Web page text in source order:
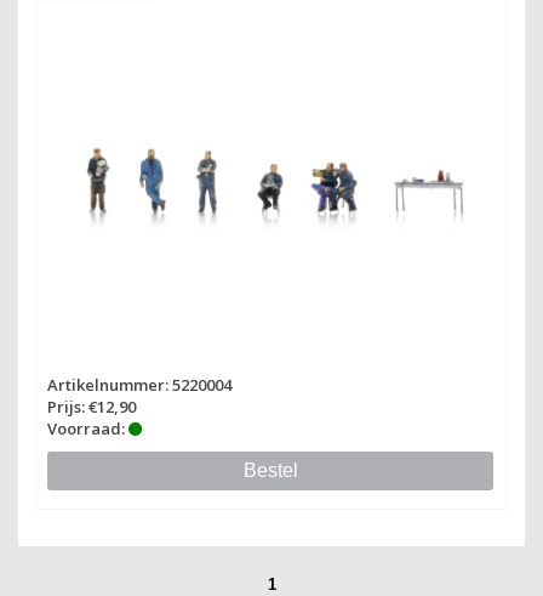
Artikelnummer: 5220004
Prijs: €12,90
Voorraad:
Bestel
1